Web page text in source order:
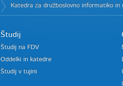
Katedra za družboslovno informatiko in
Študij
Študij na FDV
Oddelki in katedre
Študij v tujini